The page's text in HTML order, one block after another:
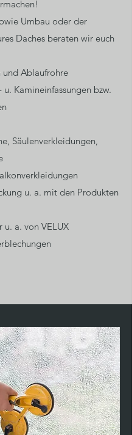
Umbau oder der
Daches beraten wir euch
und Ablaufrohre
Kamineinfassungen bzw.
Säulenverkleidungen,
u. a. mit den Produkten
u. a. von VELUX